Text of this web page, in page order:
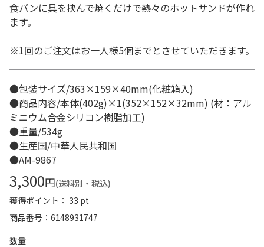
食パンに具を挟んで焼くだけで熱々のホットサンドが作れ
ます。
※1回のご注文はお一人様5個までとさせていただきます。
●包装サイズ/363×159×40mm(化粧箱入)
●商品内容/本体(402g)×1(352×152×32mm) (材：アル
ミニウム合金シリコン樹脂加工)
●重量/534g
●生産国/中華人民共和国
●AM-9867
3,300円(送料別・税込)
獲得ポイント： 33 pt
商品番号
6148931747
数量